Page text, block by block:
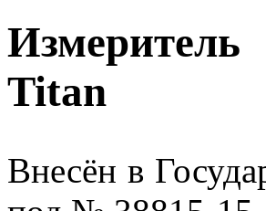
Titan
Внесён в